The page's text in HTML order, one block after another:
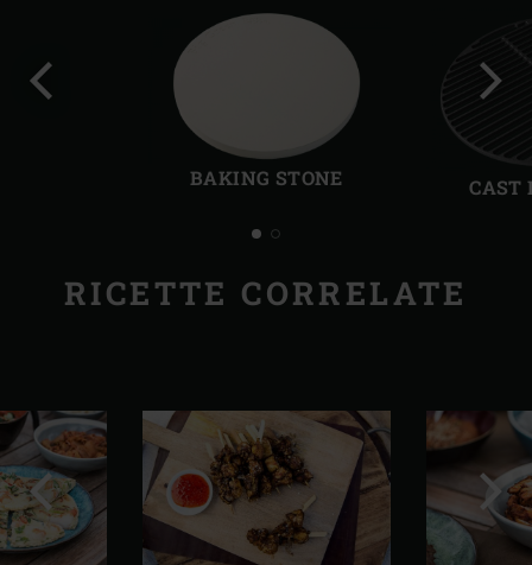
BAKING STONE CAST
RICETTE CORRELATE
Precedente